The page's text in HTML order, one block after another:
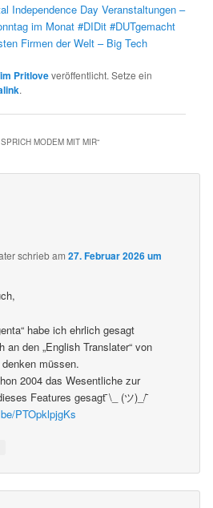
Independence Day Veranstaltungen –
im Monat #DIDit #DUTgemacht
Firmen der Welt – Big Tech
Pritloveveröffentlicht. Setze ein
.
MODEM MIT MIR“
schriebam27. Februar 2026 um
habe ich ehrlich gesagt
an den „English Translater“ von
müssen.
2004 das Wesentliche zur
Features gesagt ̄\_ (ツ)_/
PTOpklpjgKs